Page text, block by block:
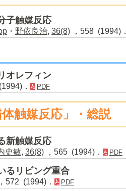
子触媒反応
・ 野依良治, 36(8) ，558 (1994)．
オレフィン
． PDF
触媒反応」・総説
新触媒反応
史敏, 36(8) ，565 (1994)． PDF
るリビング重合
，572 (1994)． PDF